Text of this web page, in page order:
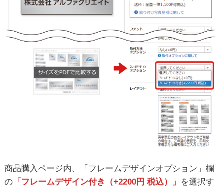
商品購入ページ内、「フレームデザインオプション」欄
の 「フレームデザイン付き（+2200円 税込）」 を選択す